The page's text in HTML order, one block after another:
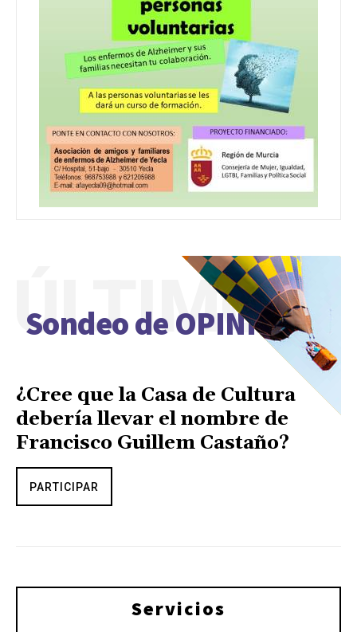
Sondeo de OPINIÓN
ÚLTIMO
¿Cree que la Casa de Cultura
debería llevar el nombre de
Francisco Guillem Castaño?
PARTICIPAR
Servicios